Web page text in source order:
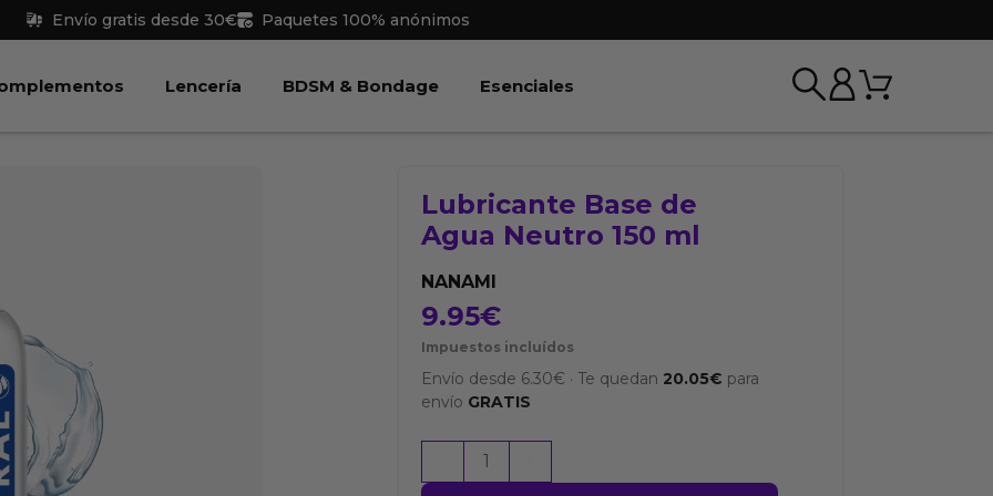
Envío gratis desde 30€ Paquetes 100% anónimos
Juguetes Abrir Complementos
Lencería Abrir Lencería
BDSM & Bondage Abrir BDSM & Bondage
Esenciales Carrito
Lubricante Base de
Agua Neutro 150 ml
NANAMI
9.95€
Impuestos incluídos
Envío desde 6.30€ ·Te quedan 20.05€ para
envío GRATIS
Lubricante
Base